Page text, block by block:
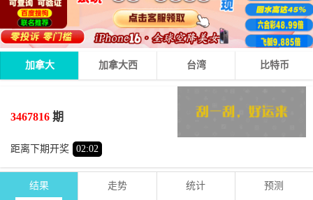
加拿大 加拿大西 台湾 比特币
3467816 期
距离下期开奖 02:02
0 + 8 + 7 = 15
期号 号码
结果 走势 统计 预测